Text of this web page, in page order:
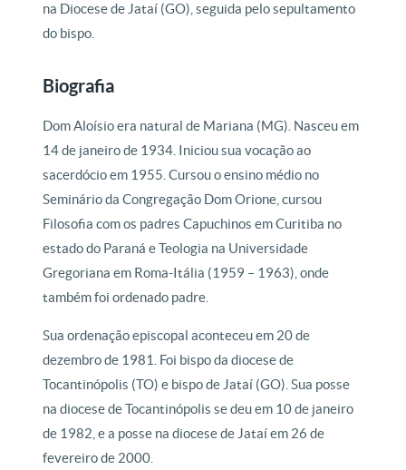
na Diocese de Jataí (GO), seguida pelo sepultamento
do bispo.
Biografia
Dom Aloísio era natural de Mariana (MG). Nasceu em
14 de janeiro de 1934. Iniciou sua vocação ao
sacerdócio em 1955. Cursou o ensino médio no
Seminário da Congregação Dom Orione, cursou
Filosofia com os padres Capuchinos em Curitiba no
estado do Paraná e Teologia na Universidade
Gregoriana em Roma-Itália (1959 – 1963), onde
também foi ordenado padre.
Sua ordenação episcopal aconteceu em 20 de
dezembro de 1981. Foi bispo da diocese de
Tocantinópolis (TO) e bispo de Jataí (GO). Sua posse
na diocese de Tocantinópolis se deu em 10 de janeiro
de 1982, e a posse na diocese de Jataí em 26 de
fevereiro de 2000.